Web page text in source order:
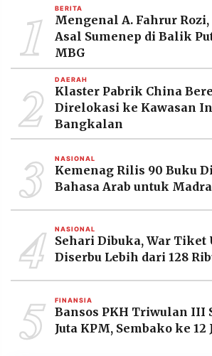
PRAMUDITA
2026
PT.
MEDIA
1 BERITA
Mengenal A. Fahrur
Asal Sumenep di Balik
MBG
2 DAERAH
Klaster Pabrik China
Direlokasi ke Kawasan
Bangkalan
3 NASIONAL
Kemenag Rilis 90 Buku
Bahasa Arab untuk
4 NASIONAL
Sehari Dibuka, War Tiket
Diserbu Lebih dari 128
5 FINANSIA
Bansos PKH Triwulan III
Juta KPM, Sembako ke 12